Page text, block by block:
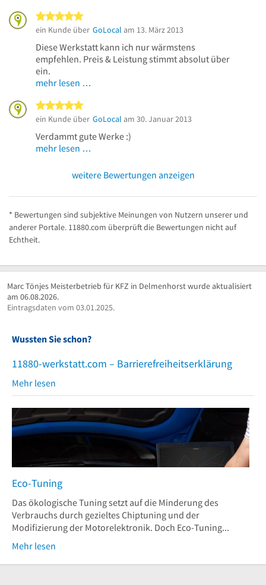
ein Kunde über GoLocal am 13. März 2013
Diese Werkstatt kann ich nur wärmstens
empfehlen. Preis & Leistung stimmt absolut über
ein.
mehr lesen …
ein Kunde über GoLocal am 30. Januar 2013
Verdammt gute Werke :)
mehr lesen …
weitere Bewertungen anzeigen
* Bewertungen sind subjektive Meinungen von Nutzern unserer und
anderer Portale. 11880.com überprüft die Bewertungen nicht auf
Echtheit.
Marc Tönjes Meisterbetrieb für KFZ in Delmenhorst wurde aktualisiert
am 06.08.2026.
Eintragsdaten vom 03.01.2025.
Wussten Sie schon?
11880-werkstatt.com – Barrierefreiheitserklärung
Mehr lesen
Eco-Tuning
Das ökologische Tuning setzt auf die Minderung des
Verbrauchs durch gezieltes Chiptuning und der
Modifizierung der Motorelektronik. Doch Eco-Tuning...
Mehr lesen